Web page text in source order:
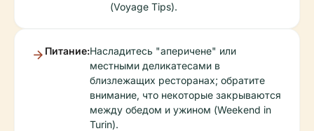
(Voyage Tips).
Питание:Насладитесь "аперичене" или
местными деликатесами в
близлежащих ресторанах; обратите
внимание, что некоторые закрываются
между обедом и ужином (Weekend in
Turin).